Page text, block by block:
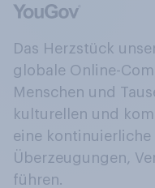
Das Herzstück
globale Online-
Menschen und
kulturellen und
eine kontinuierliche
Überzeugungen,
führen.